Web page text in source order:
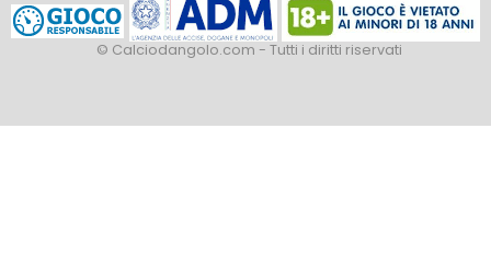
© Calciodangolo.com - Tutti i diritti riservati